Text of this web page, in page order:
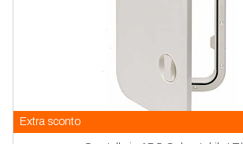
Extra sconto